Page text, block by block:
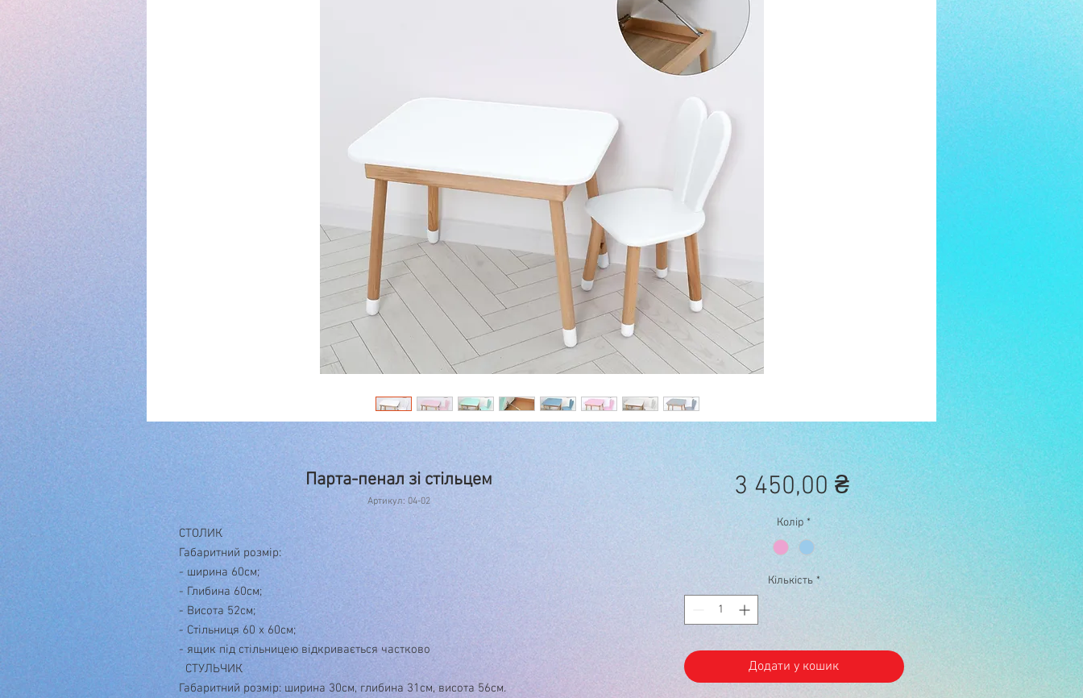
Парта-пенал зі стільцем
Артикул: 04-02
СТОЛИК
Габаритний розмір:
- ширина 60см;
- Глибина 60см;
- Висота 52см;
- Стільниця 60 х 60см;
- ящик під стільницею відкривається частково
СТУЛЬЧИК
Габаритний розмір: ширина 30см, глибина 31см, висота 56см.
3 450,00 ₴Ціна
Колір *
Кількість *
Додати у кошик